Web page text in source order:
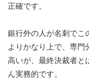
正確です。
銀行外の人が名刺でこ
よりかなり上で、専門
高いが、最終決裁者と
ん実務的です。